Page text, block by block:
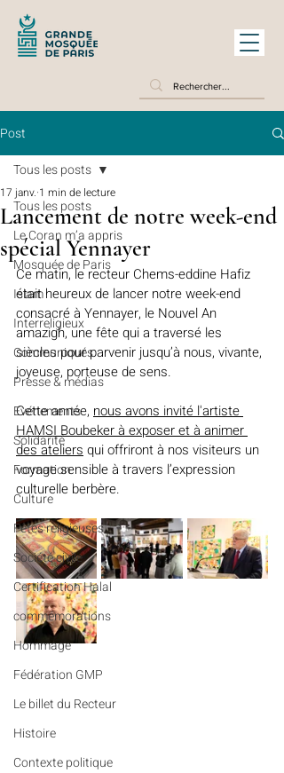
Post
Tous les posts
Le Coran m’a appris
Mosquée de Paris
Islam
Interreligieux
Communiqués
Presse & médias
Evénements
Solidarité
Formation
Culture
Fêtes religieuses
Société civile
Certification Halal
commémorations
Hommage
Fédération GMP
Le billet du Recteur
Histoire
Contexte politique
Tous les posts
Lancement de notre week-end
spécial Yennayer
17 janv. 1 min de lecture
Ce matin, le recteur Chems-eddine Hafiz
était heureux de lancer notre week-end
consacré à Yennayer, le Nouvel An
amazigh, une fête qui a traversé les
siècles pour parvenir jusqu’à nous, vivante,
joyeuse, porteuse de sens.
Cette année, nous avons invité l'artiste
HAMSI Boubeker à exposer et à animer
des ateliers qui offriront à nos visiteurs un
voyage sensible à travers l’expression
culturelle berbère.